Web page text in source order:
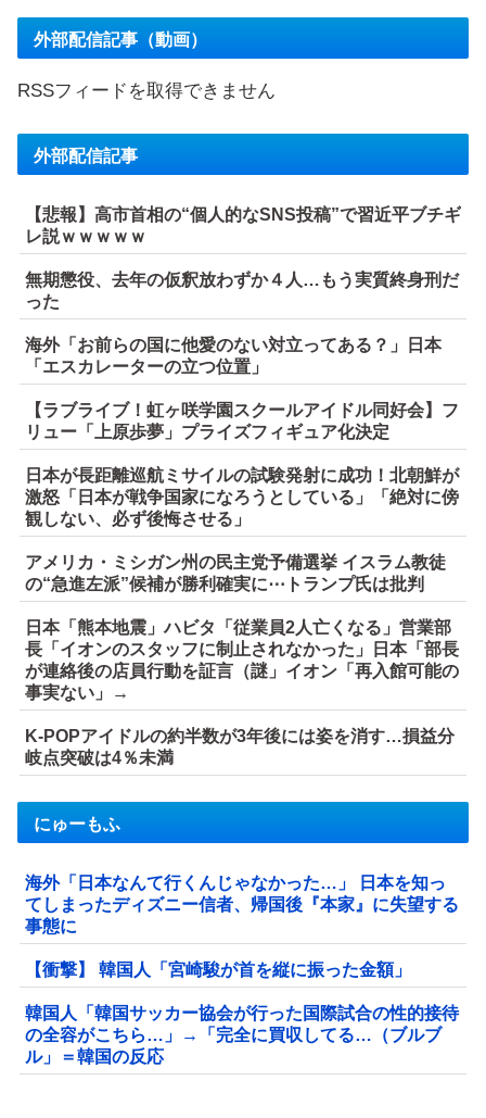
外部配信記事（動画）
RSSフィードを取得できません
外部配信記事
【悲報】高市首相の“個人的なSNS投稿”で習近平ブチギ
レ説ｗｗｗｗｗ
無期懲役、去年の仮釈放わずか４人…もう実質終身刑だ
った
海外「お前らの国に他愛のない対立ってある？」日本
「エスカレーターの立つ位置」
【ラブライブ！虹ヶ咲学園スクールアイドル同好会】フ
リュー「上原歩夢」プライズフィギュア化決定
日本が長距離巡航ミサイルの試験発射に成功！北朝鮮が
激怒「日本が戦争国家になろうとしている」「絶対に傍
観しない、必ず後悔させる」
アメリカ・ミシガン州の民主党予備選挙 イスラム教徒
の“急進左派”候補が勝利確実に⋯トランプ氏は批判
日本「熊本地震」ハビタ「従業員2人亡くなる」営業部
長「イオンのスタッフに制止されなかった」日本「部長
が連絡後の店員行動を証言（謎」イオン「再入館可能の
事実ない」→
K-POPアイドルの約半数が3年後には姿を消す…損益分
岐点突破は4％未満
にゅーもふ
海外「日本なんて行くんじゃなかった…」 日本を知っ
てしまったディズニー信者、帰国後『本家』に失望する
事態に
【衝撃】 韓国人「宮崎駿が首を縦に振った金額」
韓国人「韓国サッカー協会が行った国際試合の性的接待
の全容がこちら…」→「完全に買収してる…（ブルブ
ル」＝韓国の反応